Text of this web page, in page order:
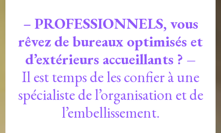
– PROFESSIONNELS, vous
rêvez de bureaux optimisés et
d’extérieurs accueillants ? –
Il est temps de les confier à une
spécialiste de l’organisation et de
l’embellissement.